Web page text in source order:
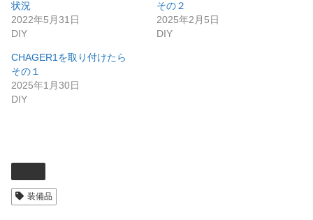
状況
2022年5月31日
DIY
その２
2025年2月5日
DIY
CHAGER1を取り付けたら
その１
2025年1月30日
DIY
装備品